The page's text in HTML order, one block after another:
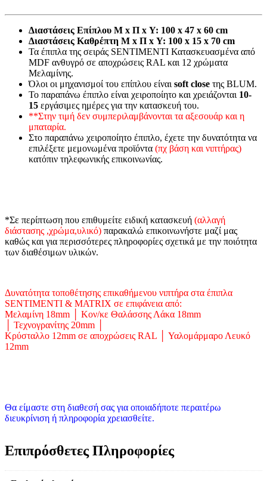
Διαστάσεις Επίπλου Μ x Π x Υ: 100 x 47 x 60 cm
Διαστάσεις Καθρέπτη Μ x Π x Υ: 100 x 15 x 70 cm
Τα έπιπλα της σειράς SENTIMENTI Κατασκευασμένα από
MDF ανθυγρό σε αποχρώσεις RAL και 12 χρώματα
Μελαμίνης.
Όλοι οι μηχανισμοί του επίπλου είναι soft close της BLUM.
Το παραπάνω έπιπλο είναι χειροποίητο και χρειάζονται 10-
15 εργάσιμες ημέρες για την κατασκευή του.
**Στην τιμή δεν συμπεριλαμβάνονται τα αξεσουάρ και η
μπαταρία.
Στο παραπάνω χειροποίητο έπιπλο, έχετε την δυνατότητα να
επιλέξετε μεμονωμένα προϊόντα (πχ βάση και νιπτήρας)
κατόπιν τηλεφωνικής επικοινωνίας.
*Σε περίπτωση που επιθυμείτε ειδική κατασκευή (αλλαγή
διάστασης ,χρώμα,υλικό) παρακαλώ επικοινωνήστε μαζί μας
καθώς και για περισσότερες πληροφορίες σχετικά με την ποιότητα
των διαθέσιμων υλικών.
Δυνατότητα τοποθέτησης επικαθήμενου νιπτήρα στα έπιπλα
SENTIMENTI & MATRIX σε επιφάνεια από:
Μελαμίνη 18mm │ Κον/κε Θαλάσσης Λάκα 18mm
│ Τεχνογρανίτης 20mm │
Κρύσταλλο 12mm σε αποχρώσεις RAL │ Υαλομάρμαρο Λευκό
12mm
Θα είμαστε στη διαθεσή σας για οποιαδήποτε περαιτέρω
διευκρίνιση ή πληροφορία χρειασθείτε.
Επιπρόσθετες Πληροφορίες